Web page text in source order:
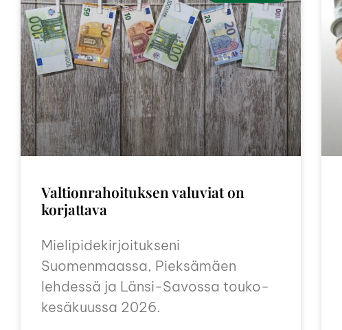
Valtionrahoituksen valuviat on
korjattava
Mielipidekirjoitukseni
Suomenmaassa, Pieksämäen
lehdessä ja Länsi-Savossa touko-
kesäkuussa 2026.